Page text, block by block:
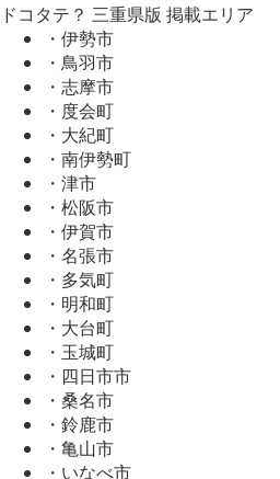
ドコタテ？ 三重県版 掲載エリア
・伊勢市
・鳥羽市
・志摩市
・度会町
・大紀町
・南伊勢町
・津市
・松阪市
・伊賀市
・名張市
・多気町
・明和町
・大台町
・玉城町
・四日市市
・桑名市
・鈴鹿市
・亀山市
・いなべ市